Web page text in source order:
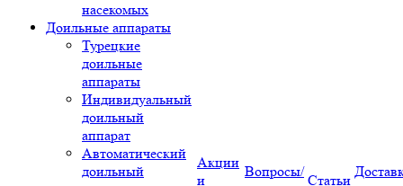
насекомых
Доильные аппараты
Турецкие
доильные
аппараты
Индивидуальный
доильный
аппарат
Автоматический
доильный
Акции
и
Вопросы/
Статьи